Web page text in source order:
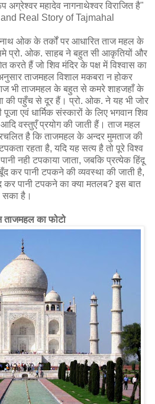
अग्रेश्वर महादेव नागनाथेश्वर विराजित है"
Real Story of Tajmahal
नाथ ओक के तर्कों पर आधारित ताज महल के
प्रो. ओक. साहब ने बहुत सी आकृतियों और
करते हैं जो शिव मंदिर के पक्ष में विश्वास का
ताजमहल विशाल मकबरा न होकर
भी ताजमहल के बहुत से कमरे शाहजहाँ के
पहुँच से दूर हैं। प्रो. ओक. ने यह भी जोर
एवं धार्मिक संस्कारों के लिए भगवान शिव
वस्तुएँ प्रयोग की जाती हैं। ताज महल
है कि ताजमहल के अन्दर मुमताज की
रहता है, यदि यह सत्य है तो पूरे विश्व
नही टपकाया जाता, जबकि प्रत्येक हिंदू
कर पानी टपकने की व्यवस्था की जाती है,
पानी टपकने का क्या मतलब? इस बात
सका है।
ताजमहल का फोटो